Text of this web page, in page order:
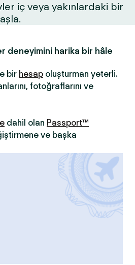
iç veya yakınlardaki bir
deneyimini harika bir hâle
bir hesap oluşturman yeterli.
fotoğraflarını ve
dahil olan Passport™
ve başka